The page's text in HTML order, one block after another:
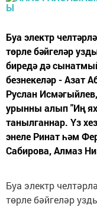
Буа электр
төрле бәйгеләр
биредә дә
безнекеләр - Азат
Руслан
урынны алып "Иң
танылганнар. Үз
энеле Ринат һәм
Сабирова, Алмаз
Буа электр
төрле бәйгеләр